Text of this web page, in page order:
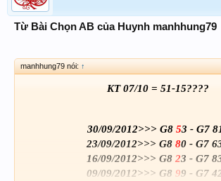
Từ Bài Chọn AB của Huynh manhhung79
manhhung79 nói: ↑
KT 07/10 = 51-15????
30/09/2012>>> G8 53 - G7
23/09/2012>>> G8 80 - G7
16/09/2012>>> G8 23 - G7
09/09/2012>>> G8 99 - G7